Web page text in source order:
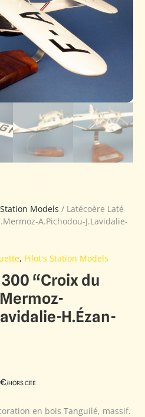
Models / Latécoère Laté
A.Pichodou-J.Lavidalie-
, Pilot's Station Models
“Croix du
H.Ézan-
€/HORS CEE
en bois Tanguilé, massif.